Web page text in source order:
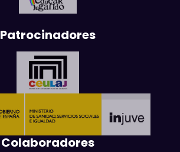
Patrocinadores
Colaboradores